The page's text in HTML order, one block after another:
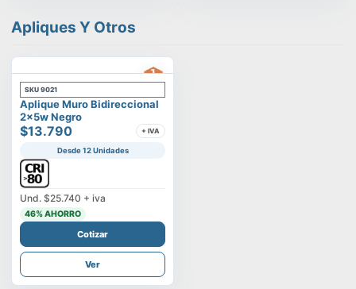
Apliques Y Otros
SKU 9021
Aplique Muro Bidireccional
2x5w Negro
$13.790 + IVA
Desde 12 Unidades
Und. $25.740 + iva
46% AHORRO
Cotizar
Ver